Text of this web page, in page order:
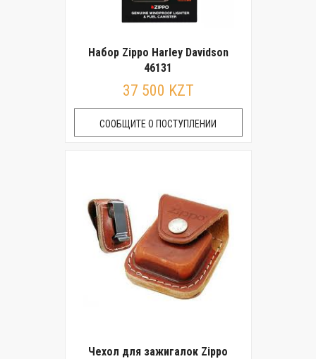
Набор Zippo Harley Davidson
46131
37 500 KZT
СООБЩИТЕ О ПОСТУПЛЕНИИ
Чехол для зажигалок Zippo